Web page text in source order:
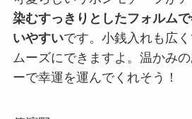
染むすっきりとしたフォルム
いやすいです。小銭入れも広
ムーズにできますよ。温かみ
ーで幸運を運んでくれそう！